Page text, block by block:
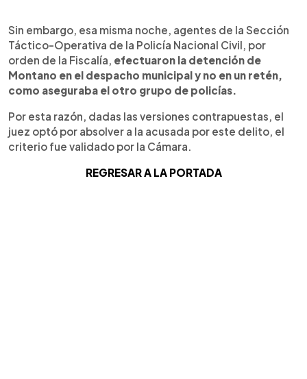
Sin embargo, esa misma noche, agentes de la Sección
Táctico-Operativa de la Policía Nacional Civil, por
orden de la Fiscalía, efectuaron la detención de
Montano en el despacho municipal y no en un retén,
como aseguraba el otro grupo de policías.
Por esta razón, dadas las versiones contrapuestas, el
juez optó por absolver a la acusada por este delito, el
criterio fue validado por la Cámara.
REGRESAR A LA PORTADA